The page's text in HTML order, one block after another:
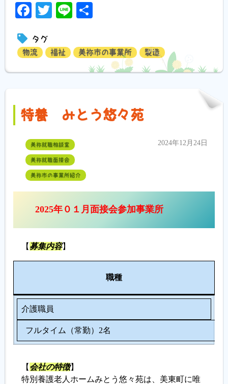
Facebook
Twitter
Line
タグ
物流 福祉 美祢市の事業所 製造
特養 みとう悠々苑
美祢就職相談室
美祢就職面接会
美祢市の事業所紹介
2024年12月24日
2025年０１月面接会参加事業所
【 募集内容】
職種
介護職員
フルタイム（常勤）2名
【 会社の特徴】
特別養護老人ホームみとう悠々苑は、美東町に唯